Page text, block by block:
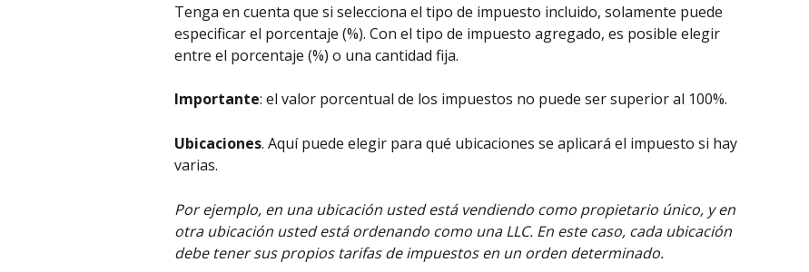
Tenga en cuenta que si selecciona el tipo de impuesto incluido, solamente puede
especificar el porcentaje (%). Con el tipo de impuesto agregado, es posible elegir
entre el porcentaje (%) o una cantidad fija.
Importante: el valor porcentual de los impuestos no puede ser superior al 100%.
Ubicaciones. Aquí puede elegir para qué ubicaciones se aplicará el impuesto si hay
varias.
Por ejemplo, en una ubicación usted está vendiendo como propietario único, y en
otra ubicación usted está ordenando como una LLC. En este caso, cada ubicación
debe tener sus propios tarifas de impuestos en un orden determinado.